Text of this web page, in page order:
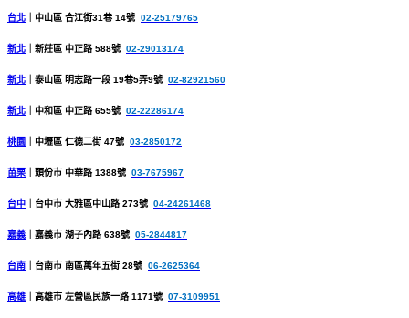
台北 中山區 合江街31巷 14號 02-25179765
新北 新莊區 中正路 588號 02-29013174
新北 泰山區 明志路一段 19巷5弄9號 02-82921560
新北 中和區 中正路 655號 02-22286174
桃園 中壢區 仁德二街 47號 03-2850172
苗栗 頭份市 中華路 1388號 03-7675967
台中 台中市 大雅區中山路 273號 04-24261468
嘉義 嘉義市 湖子內路 638號 05-2844817
台南 台南市 南區萬年五街 28號 06-2625364
高雄 高雄市 左營區民族一路 1171號 07-3109951